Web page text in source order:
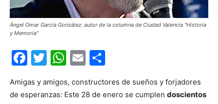
Ángel Omar García González: autor de la columna de Ciudad Valencia "Historia
y Memoria"
Facebook
Twitter
WhatsApp
Email
Amigas y amigos, constructores de sueños y forjadores
de esperanzas: Este 28 de enero se cumplen doscientos